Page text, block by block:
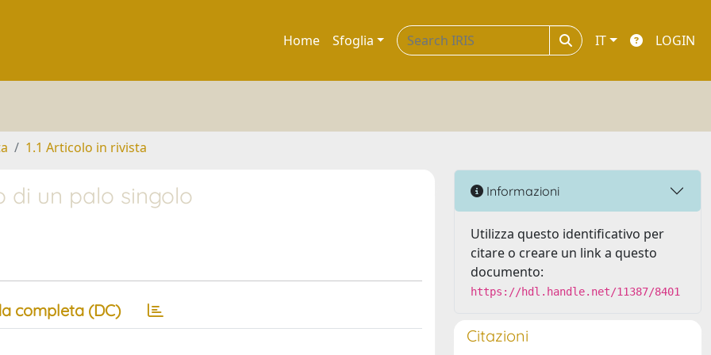
Home Sfoglia IT LOGIN
1.1 Articolo in rivista
di un palo singolo
completa (DC)
Informazioni
Utilizza questo identificativo per
citare o creare un link a questo
documento:
https://hdl.handle.net/11387/8401
Citazioni